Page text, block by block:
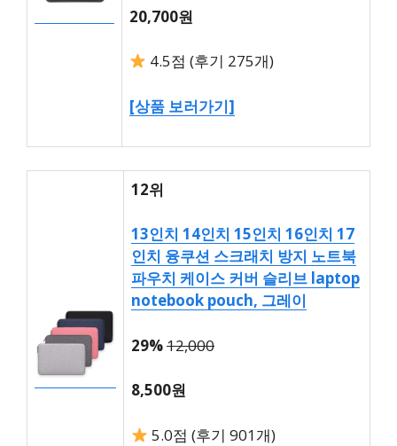
20,700원
4.5점 (후기 275개)
[상품 보러가기]
12위
13인치 14인치 15인치 16인치 17
인치 융쿠션 스크래치 방지 노트북
파우치 케이스 커버 슬리브 laptop
notebook pouch, 그레이
29%12,000
8,500원
5.0점 (후기 901개)